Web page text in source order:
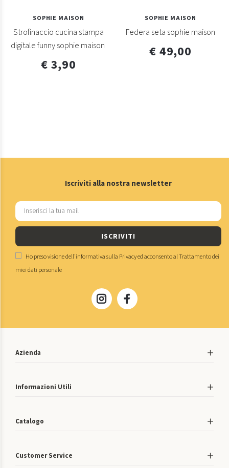
SOPHIE MAISON
Strofinaccio cucina stampa
digitale funny sophie maison
€ 3,90
SOPHIE MAISON
Federa seta sophie maison
€ 49,00
Iscriviti alla nostra newsletter
ISCRIVITI
Ho preso visione dell'informativa sulla Privacyed acconsento alTrattamento dei
miei dati personale
Azienda
Informazioni Utili
Catalogo
Customer Service